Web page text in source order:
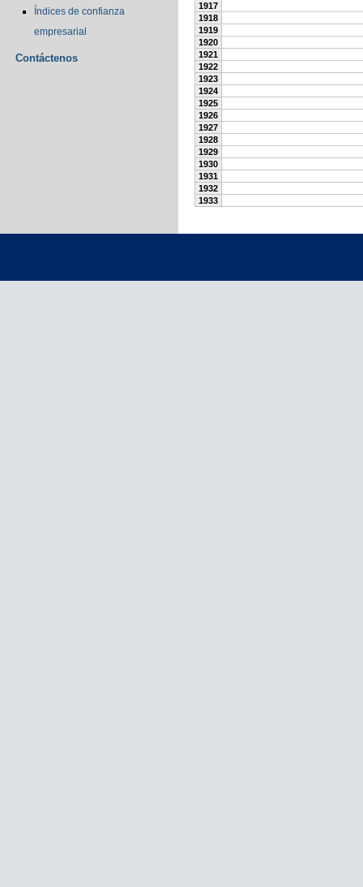
Índices de confianza
empresarial
Contáctenos
1917
1918
1919
1920
1921
1922
1923
1924
1925
1926
1927
1928
1929
1930
1931
1932
1933